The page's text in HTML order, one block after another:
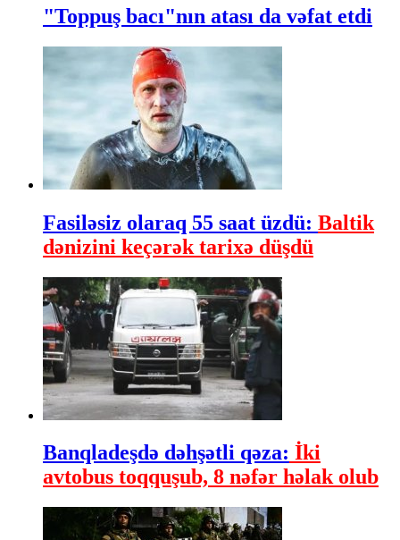
"Toppuş bacı"nın atası da vəfat etdi
Fasiləsiz olaraq 55 saat üzdü: Baltik
dənizini keçərək tarixə düşdü
Banqladeşdə dəhşətli qəza: İki
avtobus toqquşub, 8 nəfər həlak olub